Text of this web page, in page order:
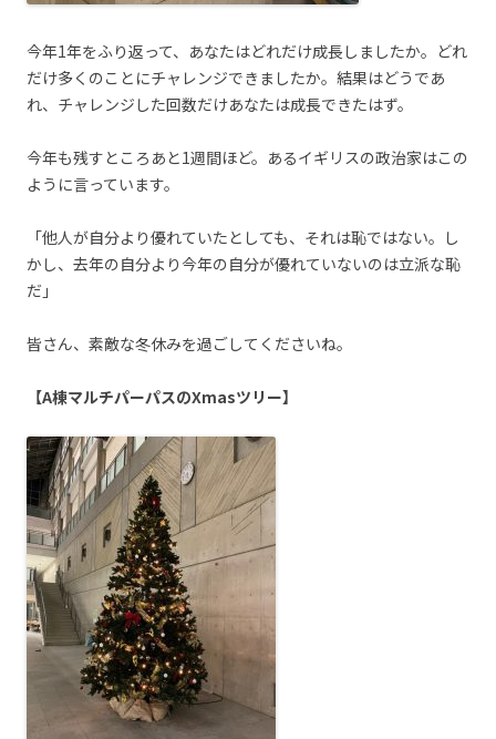
今年1年をふり返って、あなたはどれだけ成長しましたか。どれ
だけ多くのことにチャレンジできましたか。結果はどうであ
れ、チャレンジした回数だけあなたは成長できたはず。
今年も残すところあと1週間ほど。あるイギリスの政治家はこの
ように言っています。
「他人が自分より優れていたとしても、それは恥ではない。し
かし、去年の自分より今年の自分が優れていないのは立派な恥
だ」
皆さん、素敵な冬休みを過ごしてくださいね。
【A棟マルチパーパスのXmasツリー】